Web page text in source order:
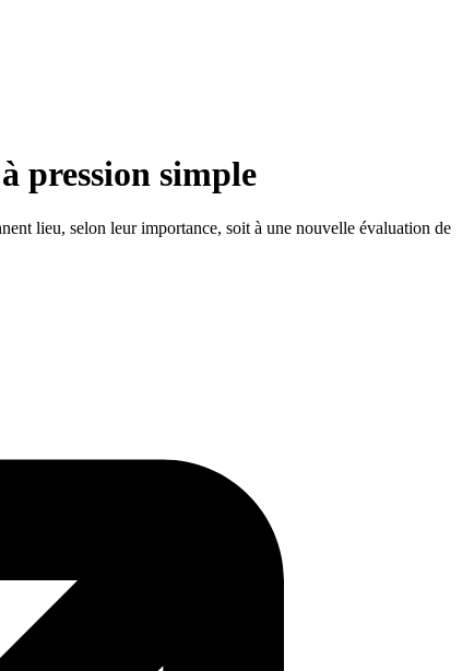
pression simple
lieu, selon leur importance, soit à une nouvelle évaluation de